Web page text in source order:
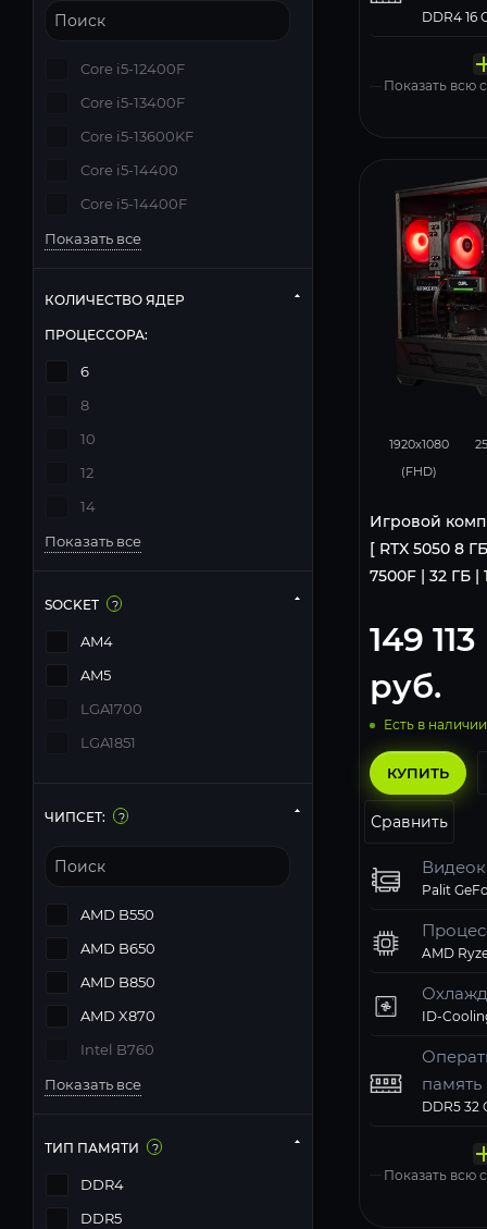
Zalman
Windows
Показать всю
1920x1080
(FHD)
Игровой
[ RTX 5050 8
7500F | 32 ГБ |
149 113
руб.
Есть в наличии
КУПИТЬ
Сравнить
AMD
память
Windows
Показать всю
Core i5-12400F
Core i5-13400F
Core i5-13600KF
Core i5-14400
Core i5-14400F
Показать все
КОЛИЧЕСТВО ЯДЕР
ПРОЦЕССОРА:
6
8
10
12
14
Показать все
SOCKET ?
AM4
AM5
LGA1700
LGA1851
ЧИПСЕТ: ?
AMD B550
AMD B650
AMD B850
AMD X870
Intel B760
Показать все
ТИП ПАМЯТИ ?
DDR4
DDR5